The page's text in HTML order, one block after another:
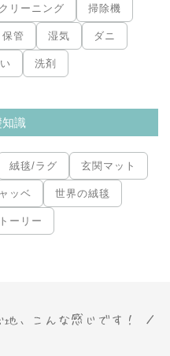
クリーニング 掃除機
保管 湿気 ダニ
洗剤
識
絨毯/ラグ 玄関マット
ッベ 世界の絨毯
ーリー